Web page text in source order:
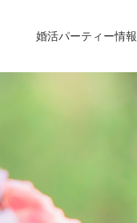
婚活パーティー情報